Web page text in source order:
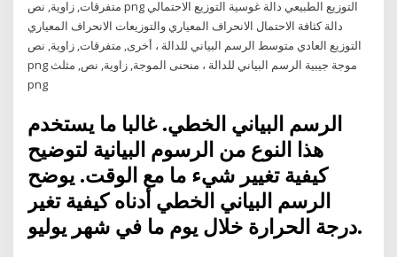
متفرقات, زاوية, نص png التوزيع الطبيعي دالة غوسية التوزيع الاحتمالي
دالة كثافة الاحتمال الانحراف المعياري والتوزيعات الانحراف المعياري
التوزيع العادي متوسط الرسم البياني للدالة ، أخرى, متفرقات, زاوية, نص
png موجة جيبية الرسم البياني للدالة ، منحنى الموجة, زاوية, نص, مثلث
png
الرسم البياني الخطي. غالبا ما يستخدم
هذا النوع من الرسوم البيانية لتوضيح
كيفية تغيير شيء ما مع الوقت. يوضح
الرسم البياني الخطي أدناه كيفية تغير
درجة الحرارة خلال يوم ما في شهر يوليو.